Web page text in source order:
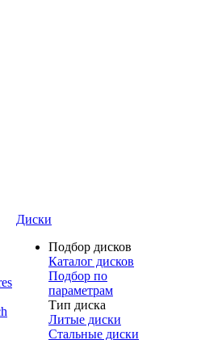
Диски
Подбор дисков
Каталог дисков
Подбор по
параметрам
Тип диска
Литые диски
Стальные диски